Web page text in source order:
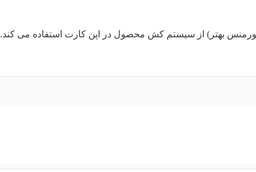
بهتر) از سیستم کش محصول در اپن کارت استفاده می کند.